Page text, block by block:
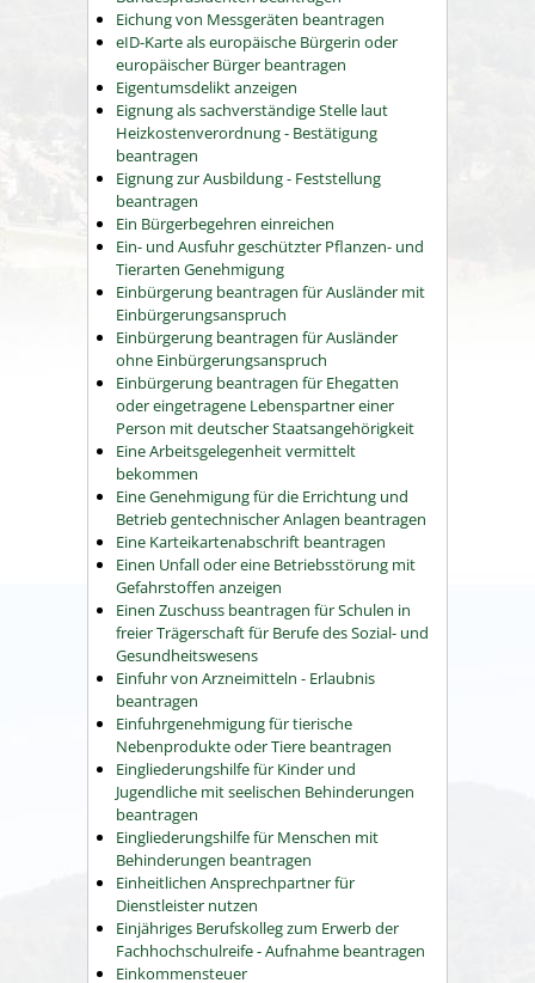
Eichung von Messgeräten beantragen
eID-Karte als europäische Bürgerin oder
europäischer Bürger beantragen
Eigentumsdelikt anzeigen
Eignung als sachverständige Stelle laut
Heizkostenverordnung - Bestätigung
beantragen
Eignung zur Ausbildung - Feststellung
beantragen
Ein Bürgerbegehren einreichen
Ein- und Ausfuhr geschützter Pflanzen- und
Tierarten Genehmigung
Einbürgerung beantragen für Ausländer mit
Einbürgerungsanspruch
Einbürgerung beantragen für Ausländer
ohne Einbürgerungsanspruch
Einbürgerung beantragen für Ehegatten
oder eingetragene Lebenspartner einer
Person mit deutscher Staatsangehörigkeit
Eine Arbeitsgelegenheit vermittelt
bekommen
Eine Genehmigung für die Errichtung und
Betrieb gentechnischer Anlagen beantragen
Eine Karteikartenabschrift beantragen
Einen Unfall oder eine Betriebsstörung mit
Gefahrstoffen anzeigen
Einen Zuschuss beantragen für Schulen in
freier Trägerschaft für Berufe des Sozial- und
Gesundheitswesens
Einfuhr von Arzneimitteln - Erlaubnis
beantragen
Einfuhrgenehmigung für tierische
Nebenprodukte oder Tiere beantragen
Eingliederungshilfe für Kinder und
Jugendliche mit seelischen Behinderungen
beantragen
Eingliederungshilfe für Menschen mit
Behinderungen beantragen
Einheitlichen Ansprechpartner für
Dienstleister nutzen
Einjähriges Berufskolleg zum Erwerb der
Fachhochschulreife - Aufnahme beantragen
Einkommensteuer